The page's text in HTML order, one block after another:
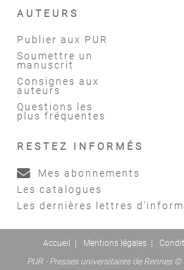
AUTEURS
Publier aux PUR
Soumettre un
manuscrit
Consignes aux
auteurs
Questions les
plus fréquentes
RESTEZ INFORMÉS
Mes abonnements
Les catalogues
Les dernières lettres
Accueil Mentions légales
PUR - Presses universitaires de Rennes